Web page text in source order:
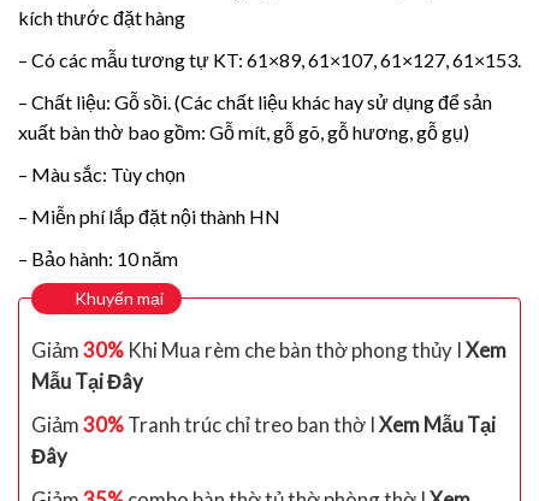
kích thước đặt hàng
– Có các mẫu tương tự KT: 61×89, 61×107, 61×127, 61×153.
– Chất liệu: Gỗ sồi. (Các chất liệu khác hay sử dụng để sản
xuất bàn thờ bao gồm: Gỗ mít, gỗ gõ, gỗ hương, gỗ gụ)
– Màu sắc: Tùy chọn
– Miễn phí lắp đặt nội thành HN
– Bảo hành: 10 năm
Khuyến mại
Giảm30% Khi Mua rèm che bàn thờ phong thủy IXem
Mẫu Tại Đây
Giảm30%Tranh trúc chỉ treo ban thờ IXem Mẫu Tại
Đây